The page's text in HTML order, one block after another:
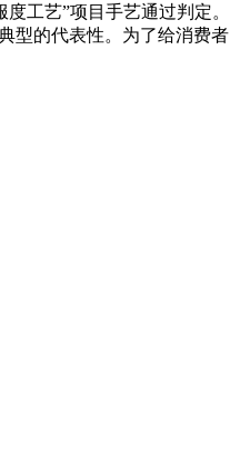
工艺”项目手艺通过判定。
型的代表性。为了给消费者